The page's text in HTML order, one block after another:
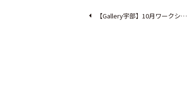
【Gallery宇部】10月ワークシ…